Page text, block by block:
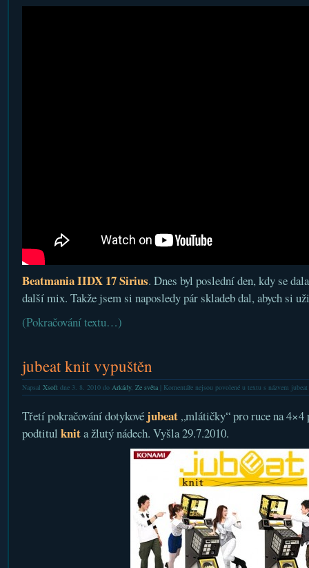
Beatmania IIDX 17 Sirius. Dnes byl poslední den, kdy se
další mix. Takže jsem si naposledy pár skladeb dal, abych si
(Pokračování textu…)
jubeat knit vypuštěn
Napsal Xsoftdne 3. 8. 2010 do Arkády, Ze světa| Komentáře nejsou povolenéu textu s názvem
Třetí pokračování dotykové jubeat„mlátičky“ pro ruce na 4×4
podtitul knita žlutý nádech. Vyšla 29.7.2010.